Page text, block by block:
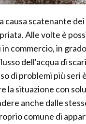
causa scatenante
Alle volte è
commercio, in
dell'acqua di
di problemi più
la situazione con
anche dalle
comune di